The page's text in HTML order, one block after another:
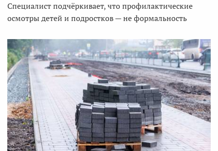
Специалист подчёркивает, что профилактические
осмотры детей и подростков — не формальность